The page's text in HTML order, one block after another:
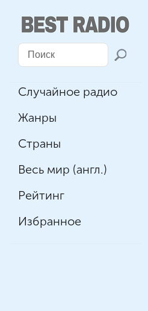
Случайное радио
Жанры
Страны
Весь мир (англ.)
Рейтинг
Избранное